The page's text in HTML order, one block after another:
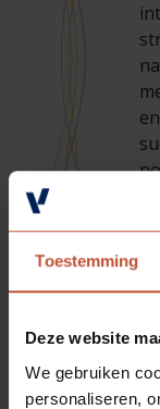
Toestemming
Deze website
We gebruiken
personaliseren,